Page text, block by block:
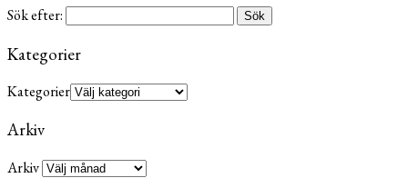
Sök efter:
Kategorier
Kategorier
Arkiv
Arkiv